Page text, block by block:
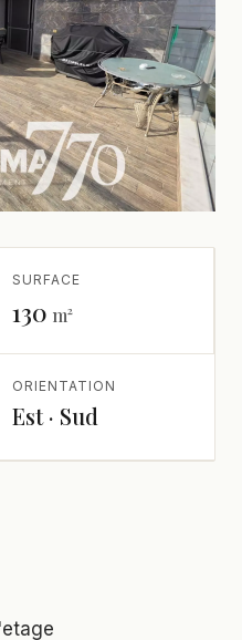
SURFACE
130 m²
ORIENTATION
Est · Sud